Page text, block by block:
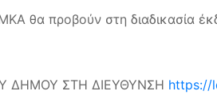
θα προβούν στη διαδικασία
ΔΗΜΟΥ ΣΤΗ ΔΙΕΥΘΥΝΣΗ https://